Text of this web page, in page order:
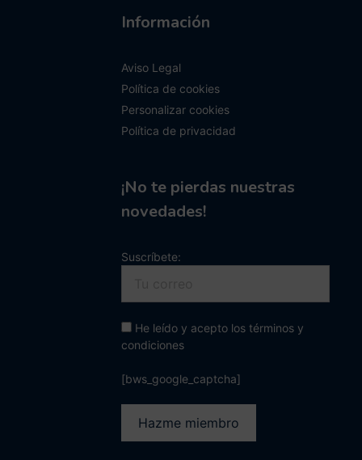
Información
Aviso Legal
Política de cookies
Personalizar cookies
Política de privacidad
¡No te pierdas nuestras
novedades!
Suscríbete:
He leído y acepto los términos y
condiciones
[bws_google_captcha]